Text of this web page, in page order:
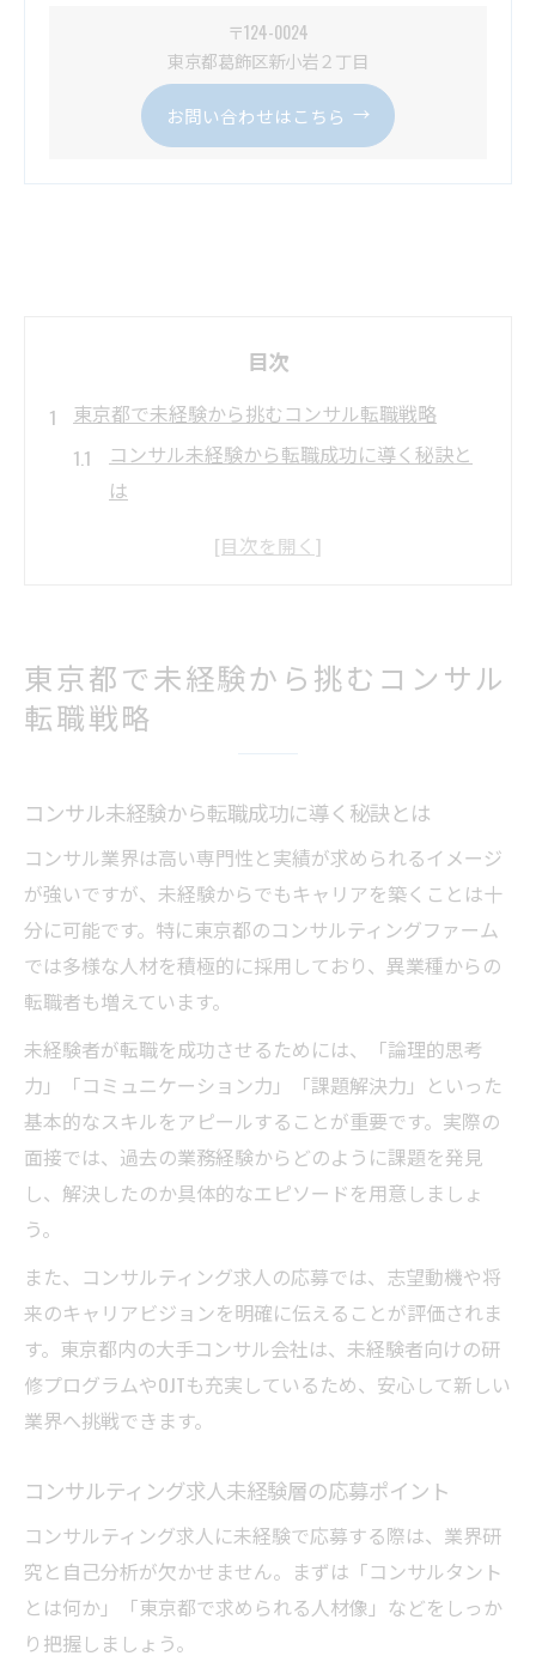
〒124-0024
東京都葛飾区新小岩２丁目
お問い合わせはこちら
目次
東京都で未経験から挑むコンサル転職戦略
コンサル未経験から転職成功に導く秘訣と
は
東京コンサル大手に内定するための準備
コンサルで年収1000万へ導く実践キャリア設計
ップ
コンサル業界は勝ち組か？収入と評価の実
態
コンサルタントとはどんなキャリアが理想
か
東京コンサル会社ランキングの活用法と注
意点
コンサル転職で年収アップを実現する交渉
術
コンサル業界の現実と成功への近道とは
コンサル業界の激務を乗り越える働き方改
東京しごと財団人材確保コンサルティング
活用術
コンサルティング求人未経験でも成功でき
る理由
コンサルタント転職難しい場面の対策とは
コツ
理想のポジションを目指す転職活動術
コンサル求人東京で理想を叶える選択基準
コンサルティング求人未経験者向け面接対
策
東京都で未経験から挑むコンサル
転職戦略
コンサル未経験から転職成功に導く秘訣とは
コンサル業界は高い専門性と実績が求められるイメージ
が強いですが、未経験からでもキャリアを築くことは十
分に可能です。特に東京都のコンサルティングファーム
では多様な人材を積極的に採用しており、異業種からの
転職者も増えています。
未経験者が転職を成功させるためには、「論理的思考
力」「コミュニケーション力」「課題解決力」といった
基本的なスキルをアピールすることが重要です。実際の
面接では、過去の業務経験からどのように課題を発見
し、解決したのか具体的なエピソードを用意しましょ
う。
また、コンサルティング求人の応募では、志望動機や将
来のキャリアビジョンを明確に伝えることが評価されま
す。東京都内の大手コンサル会社は、未経験者向けの研
修プログラムやOJTも充実しているため、安心して新しい
業界へ挑戦できます。
コンサルティング求人未経験層の応募ポイント
コンサルティング求人に未経験で応募する際は、業界研
究と自己分析が欠かせません。まずは「コンサルタント
とは何か」「東京都で求められる人材像」などをしっか
り把握しましょう。